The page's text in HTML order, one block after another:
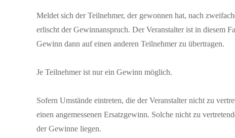
Meldet sich der Teilnehmer, der gewonnen hat, nach
erlischt der Gewinnanspruch. Der Veranstalter ist in diesem
Gewinn dann auf einen anderen Teilnehmer zu übertragen.
Je Teilnehmer ist nur ein Gewinn möglich.
Sofern Umstände eintreten, die der Veranstalter nicht zu
einen angemessenen Ersatzgewinn. Solche nicht zu
der Gewinne liegen.